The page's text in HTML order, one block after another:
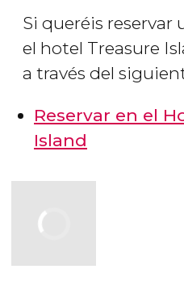
Si queréis
el hotel Treasure
a través del
Reservar en el
Island